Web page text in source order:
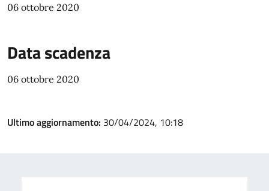
06 ottobre 2020
Data scadenza
06 ottobre 2020
Ultimo aggiornamento: 30/04/2024, 10:18